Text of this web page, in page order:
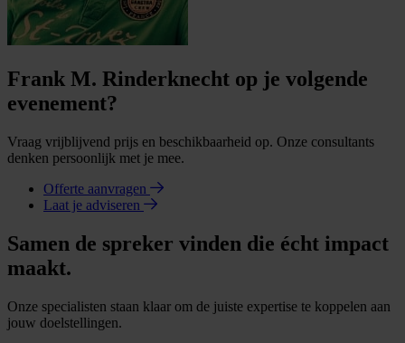
Frank M. Rinderknecht op je volgende
evenement?
Vraag vrijblijvend prijs en beschikbaarheid op. Onze consultants
denken persoonlijk met je mee.
Offerte aanvragen
Laat je adviseren
Samen de spreker vinden die écht impact
maakt.
Onze specialisten staan klaar om de juiste expertise te koppelen aan
jouw doelstellingen.